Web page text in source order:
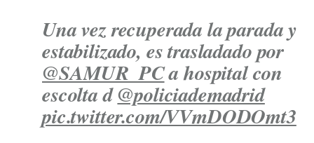
Una vez recuperada la parada y
estabilizado, es trasladado por
@SAMUR_PCa hospital con
escolta d@policiademadrid
pic.twitter.com/VVmDODOmt3